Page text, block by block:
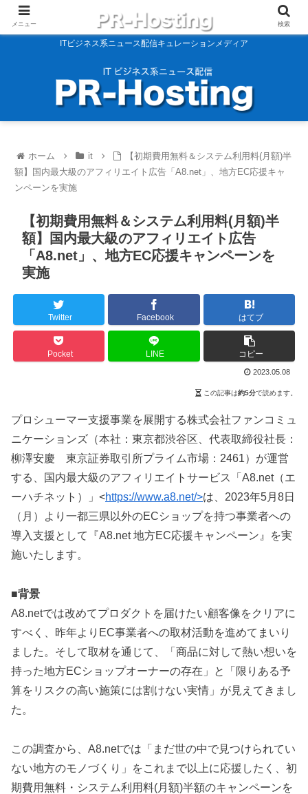
ITビジネス系ニュース配信キュレーションメディア
ホーム it
【初期費用無料＆システム利用料(月額)半
額】国内最大級のアフィリエイト広告「A8.net」、地方EC応援キャ
ンペーンを実施
【初期費用無料＆システム利用料(月額)半
額】国内最大級のアフィリエイト広告
「A8.net」、地方EC応援キャンペーンを
実施
Twitter Facebook はてブ
Pocket LINE コピー
2023.05.08
この記事は約5分で読めます。
プロシューマー支援事業を展開する株式会社ファンコミュ
ニケーションズ（本社：東京都渋谷区、代表取締役社長：
柳澤安慶 東京証券取引所プライム市場：2461）が運営
する、国内最大級のアフィリエイトサービス「A8.net（エ
ーハチネット）」<https://www.a8.net/>は、2023年5月8日
（月）より一都三県以外のECショップを持つ事業者への
導入支援として『A8.net 地方EC応援キャンペーン』を実
施いたします。
■背景
A8.netでは改めてプロダクトを届けたい顧客像をクリアに
すべく、昨年よりEC事業者への取材活動を進めてまいり
ました。そして取材を通じて、「商品に対して熱い想いを
持った地方ECショップオーナーの存在」と「限りある予
算をリスクの高い施策には割けない実情」が見えてきまし
た。
この調査から、A8.netでは「まだ世の中で見つけられてい
ない地方のモノづくり」をこれまで以上に応援したく、初
期費用無料・システム利用料(月額)半額のキャンペーンを
メニュー 検索